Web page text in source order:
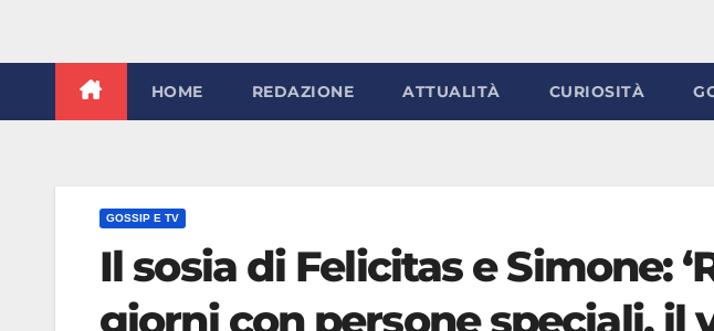
HOME REDAZIONE ATTUALITÀ CURIOSITÀ
GOSSIP E TV
Il sosia di Felicitas e Simone:
giorni con persone speciali, il